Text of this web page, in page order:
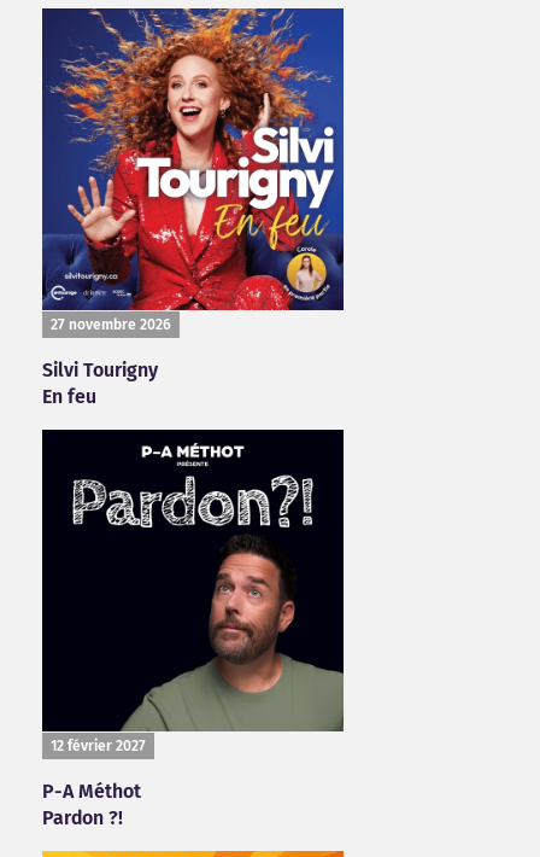
27 novembre 2026
Silvi Tourigny
En feu
12 février 2027
P-A Méthot
Pardon ?!